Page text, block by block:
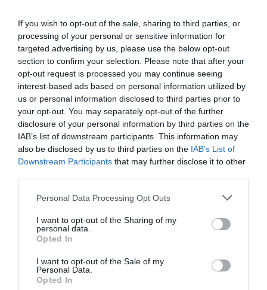
If you wish to opt-out of the sale, sharing to third parties, or
processing of your personal or sensitive information for
targeted advertising by us, please use the below opt-out
section to confirm your selection. Please note that after your
opt-out request is processed you may continue seeing
interest-based ads based on personal information utilized by
us or personal information disclosed to third parties prior to
your opt-out. You may separately opt-out of the further
disclosure of your personal information by third parties on the
IAB’s list of downstream participants. This information may
also be disclosed by us to third parties on the IAB’s List of
Downstream Participants that may further disclose it to other
Personal Data Processing Opt Outs
I want to opt-out of the Sharing of my
personal data.
Opted In
I want to opt-out of the Sale of my
Personal Data.
Opted In
Σχολια της κοπελας που λεει οτι ηταν
στο βιντεο
Ο ιδιος βεβαια απενεργοποιησε τα
σχολια και αρχισε να σβηνει…#ξιαρχο
pic.twitter.com/u4PLWiWe9D
— Η Τσούχτρα (@KforKargia)October
31, 2021